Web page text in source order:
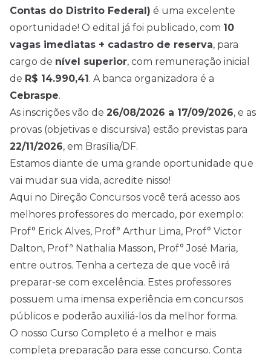
Contas do Distrito Federal) é uma excelente
oportunidade! O edital já foi publicado, com 10
vagas imediatas + cadastro de reserva, para
cargo de nível superior, com remuneração inicial
de R$ 14.990,41. A banca organizadora é a
Cebraspe.
As inscrições vão de 26/08/2026 a 17/09/2026, e as
provas (objetivas e discursiva) estão previstas para
22/11/2026, em Brasília/DF.
Estamos diante de uma grande oportunidade que
vai mudar sua vida, acredite nisso!
Aqui no Direção Concursos você terá acesso aos
melhores professores do mercado, por exemplo:
Prof° Erick Alves, Prof° Arthur Lima, Prof° Victor
Dalton, Profª Nathalia Masson, Prof° José Maria,
entre outros. Tenha a certeza de que você irá
preparar-se com excelência. Estes professores
possuem uma imensa experiência em concursos
públicos e poderão auxiliá-los da melhor forma.
O nosso Curso Completo é a melhor e mais
completa preparação para esse concurso. Conta